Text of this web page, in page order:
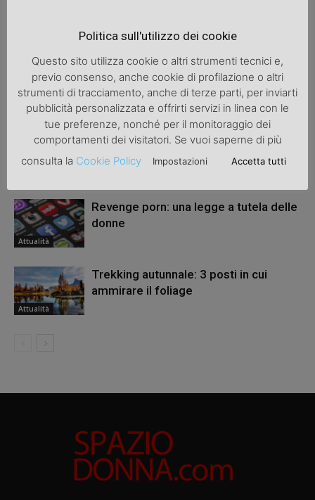
SpazioDonna
ARTICOLI CORRELATI ALTRO DALL'AUTORE
Una bicicletta da donna per migliorare
la salute
Attualità
Revenge porn: una legge a tutela delle
donne
Attualità
Trekking autunnale: 3 posti in cui
ammirare il foliage
Politica sull'utilizzo dei cookie
Questo sito utilizza cookie o altri strumenti tecnici e,
previo consenso, anche cookie di profilazione o altri
strumenti di tracciamento, anche di terze parti, per inviarti
pubblicità personalizzata e offrirti servizi in linea con le
tue preferenze, nonché per il monitoraggio dei
comportamenti dei visitatori. Se vuoi saperne di più
consulta la Cookie Policy Impostazioni Accetta tutti